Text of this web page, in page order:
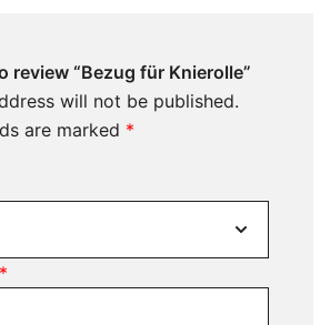
review “Bezug für Knierolle”
will not be published.
are marked *
*